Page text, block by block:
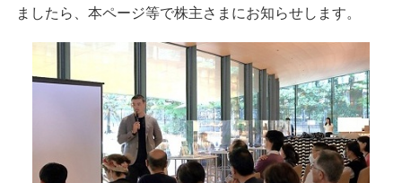
ましたら、本ページ等で株主さまにお知らせします。